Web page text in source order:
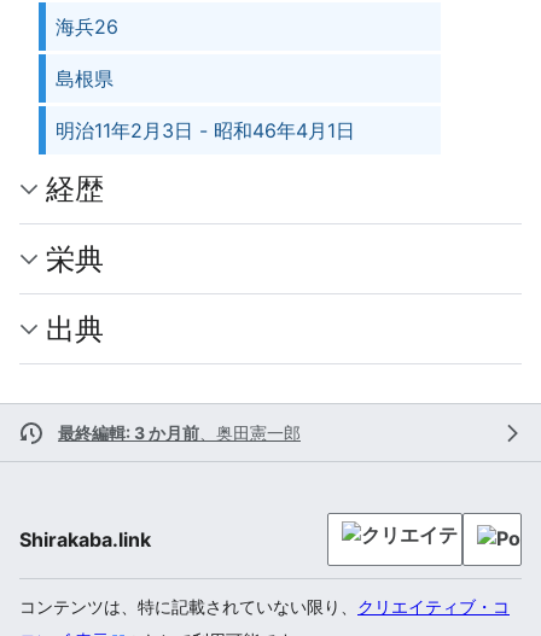
海兵26
島根県
明治11年2月3日 - 昭和46年4月1日
経歴
栄典
出典
最終編輯: 3 か月前 奥田憲一郎
Shirakaba.link
コンテンツは、特に記載されていない限り、 クリエイティブ・コ